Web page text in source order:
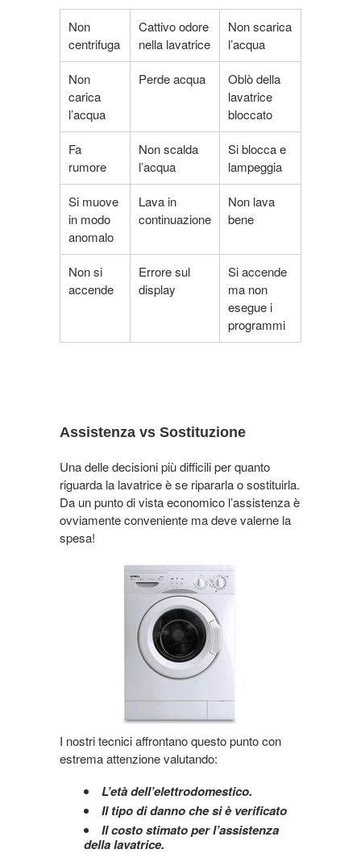
Non
centrifuga
Cattivo odore
nella lavatrice
Non scarica
l’acqua
Non
carica
l’acqua
Perde acqua
Oblò della
lavatrice
bloccato
Fa
rumore
Non scalda
l’acqua
Si blocca e
lampeggia
Si muove
in modo
anomalo
Lava in
continuazione
Non lava
bene
Non si
accende
Errore sul
display
Si accende
ma non
esegue i
programmi
Assistenza vs Sostituzione
Una delle decisioni più difficili per quanto
riguarda la lavatrice è se ripararla o sostituirla.
Da un punto di vista economico l’assistenza è
ovviamente conveniente ma deve valerne la
spesa!
I nostri tecnici affrontano questo punto con
estrema attenzione valutando:
L’età dell’elettrodomestico.
Il tipo di danno che si è verificato
Il costo stimato per l’assistenza
della lavatrice.